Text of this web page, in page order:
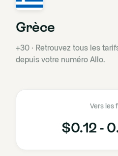
Grèce
+30 · Retrouvez tous les
depuis votre numéro Allo.
Vers les
$0.12 -